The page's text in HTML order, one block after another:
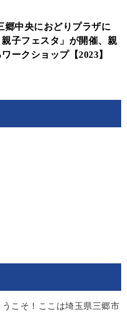
郷中央におどりプラザに
子フェスタ」が開催、親
ークショップ【2023】
こそ！ここは埼玉県三郷市